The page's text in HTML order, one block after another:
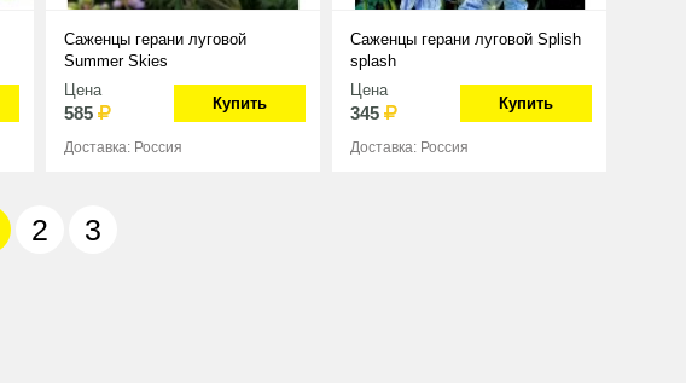
Саженцы герани луговой
Summer Skies
Цена
585 Купить
Доставка: Россия
Саженцы герани луговой Splish
splash
Цена
345 Купить
Доставка: Россия
2 3